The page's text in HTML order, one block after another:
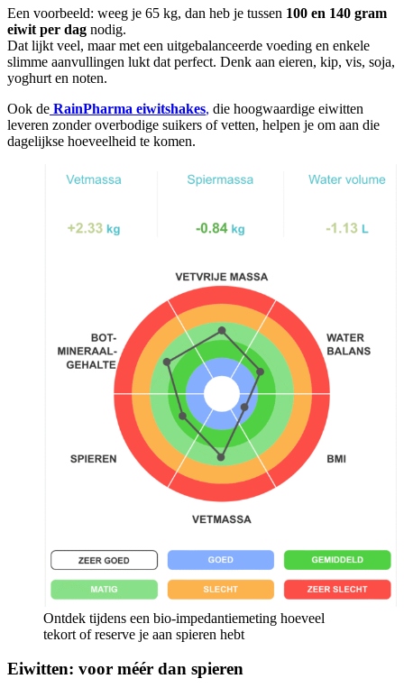
Een voorbeeld: weeg je 65 kg, dan heb je tussen 100 en 140 gram
eiwit per dag nodig.
Dat lijkt veel, maar met een uitgebalanceerde voeding en enkele
slimme aanvullingen lukt dat perfect. Denk aan eieren, kip, vis, soja,
yoghurt en noten.
Ook de RainPharma eiwitshakes, die hoogwaardige eiwitten
leveren zonder overbodige suikers of vetten, helpen je om aan die
dagelijkse hoeveelheid te komen.
Ontdek tijdens een bio-impedantiemeting hoeveel
tekort of reserve je aan spieren hebt
Eiwitten: voor méér dan spieren